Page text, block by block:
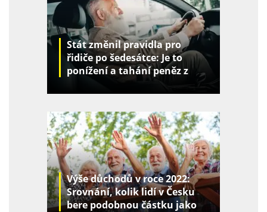
Stát změnil pravidla pro
řidiče po šedesátce: Je to
ponížení a tahání peněz z
Výše důchodů v roce 2022:
Srovnání, kolik lidí v Česku
bere podobnou částku jako